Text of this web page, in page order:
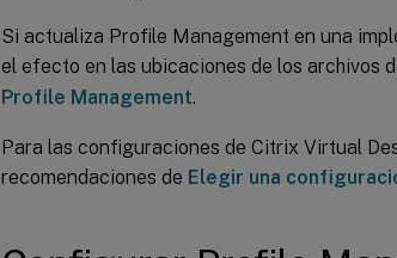
Si actualiza Profile Management en una
el efecto en las ubicaciones de los archivos
Profile Management.
Para las configuraciones de Citrix Virtual
recomendaciones de Elegir una